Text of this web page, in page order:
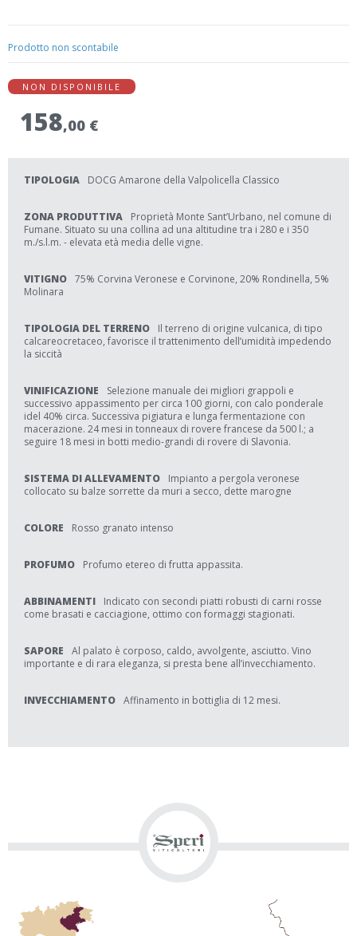
Prodotto non scontabile
NON DISPONIBILE
158,00 €
TIPOLOGIA DOCG Amarone della Valpolicella Classico
ZONA PRODUTTIVA
Proprietà Monte Sant’Urbano, nel comune di
Fumane. Situato su una collina ad una altitudine tra i 280 e i 350
m./s.l.m. - elevata età media delle vigne.
VITIGNO 75% Corvina Veronese e Corvinone, 20% Rondinella, 5%
Molinara
TIPOLOGIA DEL TERRENO
Il terreno di origine vulcanica, di tipo
calcareocretaceo, favorisce il trattenimento dell’umidità impedendo
la siccità
VINIFICAZIONE
Selezione manuale dei migliori grappoli e
successivo appassimento per circa 100 giorni, con calo ponderale
idel 40% circa. Successiva pigiatura e lunga fermentazione con
macerazione. 24 mesi in tonneaux di rovere francese da 500 l.; a
seguire 18 mesi in botti medio-grandi di rovere di Slavonia.
SISTEMA DI ALLEVAMENTO
Impianto a pergola veronese
collocato su balze sorrette da muri a secco, dette marogne
COLORE Rosso granato intenso
PROFUMO Profumo etereo di frutta appassita.
ABBINAMENTI
Indicato con secondi piatti robusti di carni rosse
come brasati e cacciagione, ottimo con formaggi stagionati.
SAPORE
Al palato è corposo, caldo, avvolgente, asciutto. Vino
importante e di rara eleganza, si presta bene all’invecchiamento.
INVECCHIAMENTO Affinamento in bottiglia di 12 mesi.